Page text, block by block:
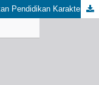
Penerapan PAKEM KBM dalam Mewujudkan Pendidikan Karakter Bangsa